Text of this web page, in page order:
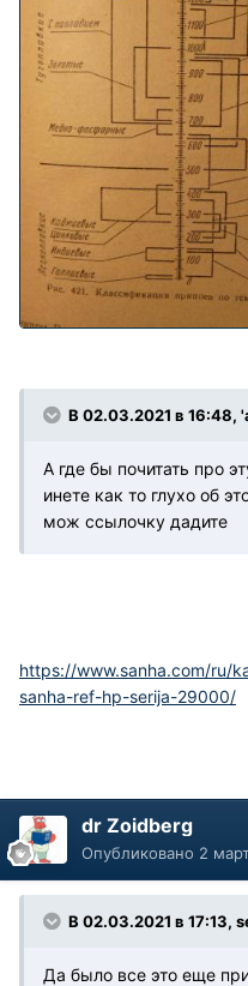
В 02.03.2021 в 16:48,
А где бы почитать про
инете как то глухо об
мож ссылочку дадите
https://www.sanha.com/ru/
sanha-ref-hp-serija-29000/
dr Zoidberg
Опубликовано 2
В 02.03.2021 в 17:13,
Да было все это еще